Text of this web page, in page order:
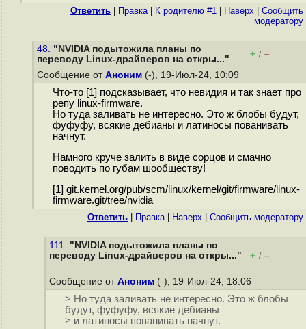
Ответить Правка| К родителю #1 Наверх
Cообщить
модератору
48. "NVIDIA подытожила планы по
переводу Linux-драйверов на откры..."
+ / –
Сообщение от Аноним (-), 19-Июл-24, 10:09
Что-то [1] подсказывает, что невидия и так знает про
репу linux-firmware.
Но туда заливать не интересно. Это ж блобы будут,
фуфуфу, всякие дебианы и латиносы пованивать
начнут.
Намного круче залить в виде сорцов и смачно
поводить по губам шообществу!
[1] git.kernel.org/pub/scm/linux/kernel/git/firmware/linux-
firmware.git/tree/nvidia
Ответить Правка| Наверх Cообщить модератору
111. "NVIDIA подытожила планы по
переводу Linux-драйверов на откры..."
+ / –
Сообщение от Аноним (-), 19-Июл-24, 18:06
> Но туда заливать не интересно. Это ж блобы
будут, фуфуфу, всякие дебианы
> и латиносы пованивать начнут.